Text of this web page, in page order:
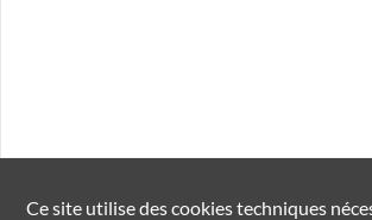
Ce site utilise descookiestechniques